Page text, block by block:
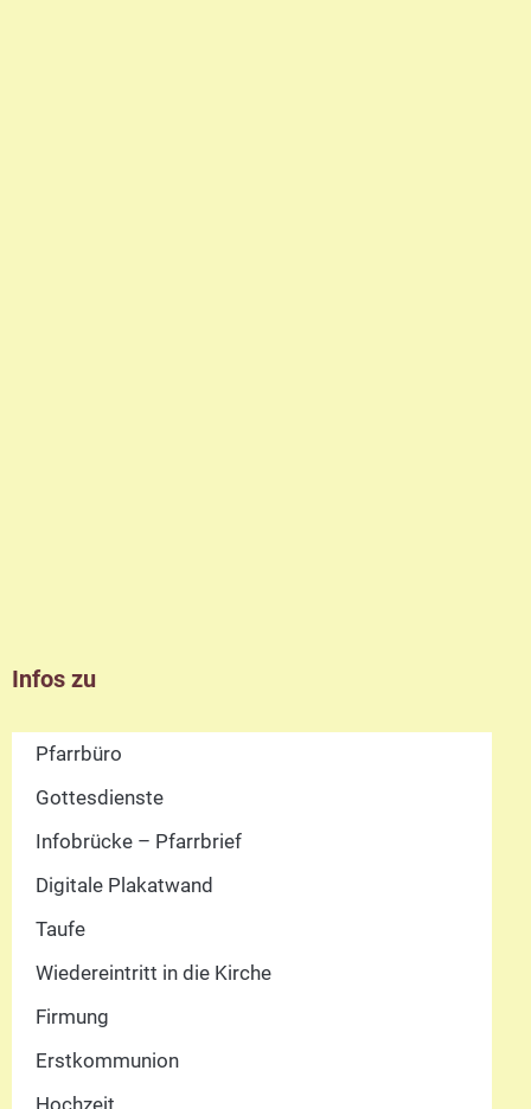
Infos zu
Pfarrbüro
Gottesdienste
Infobrücke – Pfarrbrief
Digitale Plakatwand
Taufe
Wiedereintritt in die Kirche
Firmung
Erstkommunion
Hochzeit